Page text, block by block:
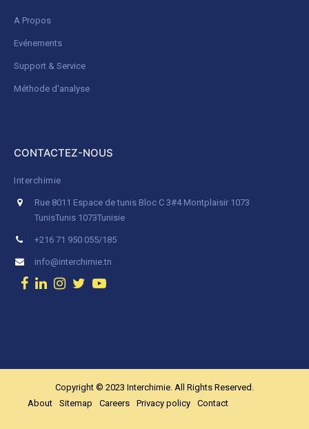
A Propos
Evénements
Support & Service
Méthode d'analyse
CONTACTEZ-NOUS
Interchimie
Rue 8011 Espace de tunis Bloc C 3#4 Montplaisir 1073
TunisTunis 1073Tunisie
+216 71 950 055/185
info@interchimie.tn
Copyright © 2023 Interchimie. All Rights Reserved.
About
Sitemap Careers Privacy policy Contact